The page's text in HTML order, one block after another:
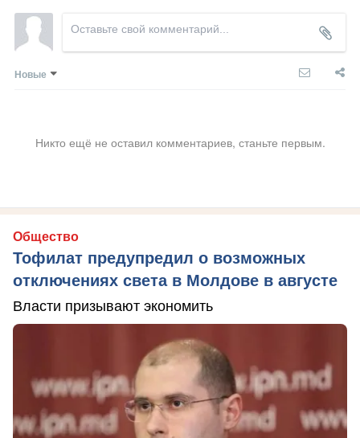
Новые
Никто ещё не оставил комментариев, станьте первым.
Общество
Тофилат предупредил о возможных
отключениях света в Молдове в августе
Власти призывают экономить